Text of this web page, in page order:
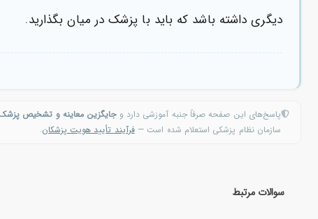
دیگری داشته باشد که باید با پزشک در میان بگذارید.
پاسخ‌های این صفحه صرفاً جنبه آموزشی دارد وجایگزین معاینه و تشخیص
سازمان نظام پزشکی استعلام شده است —فرآیند تأیید هویت پزشکان.
سوالات مرتبط